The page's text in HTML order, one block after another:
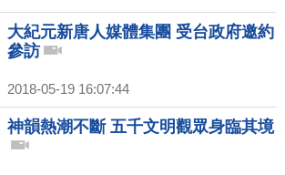
大紀元新唐人媒體集團 受台政府邀約
參訪
2018-05-19 16:07:44
神韻熱潮不斷 五千文明觀眾身臨其境